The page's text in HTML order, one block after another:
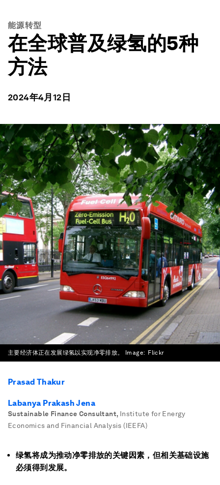
能源转型
在全球普及绿氢的5种
方法
2024年4月12日
主要经济体正在发展绿氢以实现净零排放。 Image: Flickr
Prasad Thakur
Labanya Prakash Jena
Sustainable Finance Consultant, Institute for Energy
Economics and Financial Analysis (IEEFA)
绿氢将成为推动净零排放的关键因素，但相关基础设施
必须得到发展。